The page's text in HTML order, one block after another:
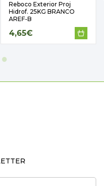
Reboco Exterior Proj
Hidrof. 25KG BRANCO
AREF-B
4,65€